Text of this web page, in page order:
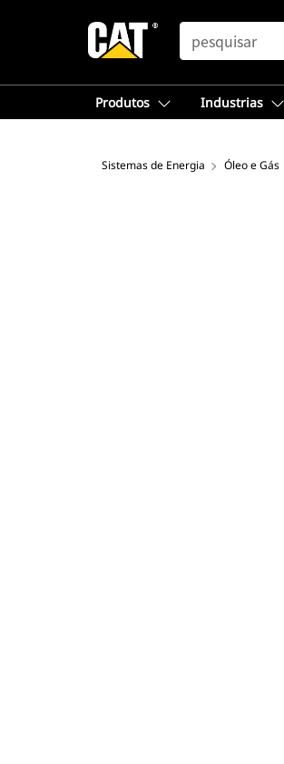
SEARCH
Produtos Industrias
Sistemas de Energia Óleo e Gás